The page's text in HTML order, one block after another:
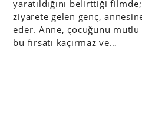
yaratıldığını belirttiği
ziyarete gelen genç,
eder. Anne, çocuğunu
bu fırsatı kaçırmaz ve…